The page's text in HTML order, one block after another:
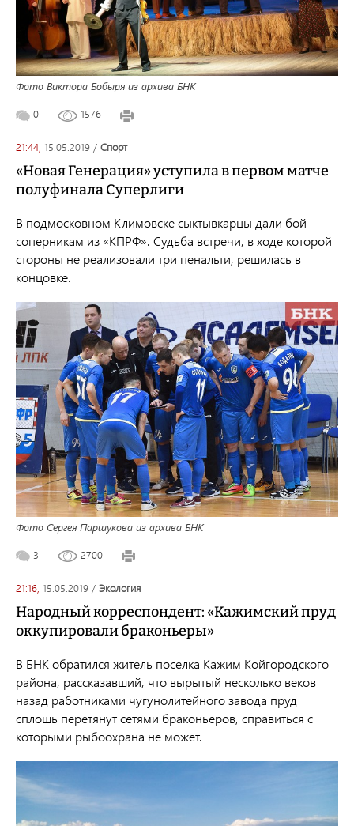
Фото Виктора Бобыря из архива БНК
0 1576
21:44, 15.05.2019 / спорт
«Новая Генерация» уступила в первом матче
полуфинала Суперлиги
В подмосковном Климовске сыктывкарцы дали бой
соперникам из «КПРФ». Судьба встречи, в ходе которой
стороны не реализовали три пенальти, решилась в
концовке.
Фото Сергея Паршукова из архива БНК
3 2700
21:16, 15.05.2019 / экология
Народный корреспондент: «Кажимский пруд
оккупировали браконьеры»
В БНК обратился житель поселка Кажим Койгородского
района, рассказавший, что вырытый несколько веков
назад работниками чугунолитейного завода пруд
сплошь перетянут сетями браконьеров, справиться с
которыми рыбоохрана не может.